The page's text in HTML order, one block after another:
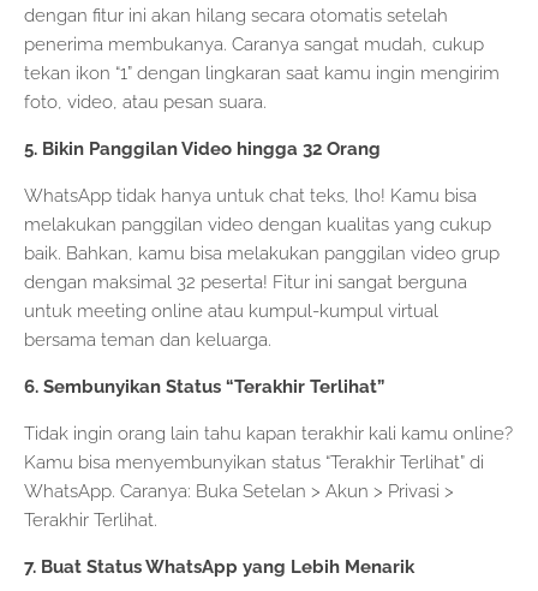
dengan fitur ini akan hilang secara otomatis setelah
penerima membukanya. Caranya sangat mudah, cukup
tekan ikon “1” dengan lingkaran saat kamu ingin mengirim
foto, video, atau pesan suara.
5. Bikin Panggilan Video hingga 32 Orang
WhatsApp tidak hanya untuk chat teks, lho! Kamu bisa
melakukan panggilan video dengan kualitas yang cukup
baik. Bahkan, kamu bisa melakukan panggilan video grup
dengan maksimal 32 peserta! Fitur ini sangat berguna
untuk meeting online atau kumpul-kumpul virtual
bersama teman dan keluarga.
6. Sembunyikan Status “Terakhir Terlihat”
Tidak ingin orang lain tahu kapan terakhir kali kamu online?
Kamu bisa menyembunyikan status “Terakhir Terlihat” di
WhatsApp. Caranya: Buka Setelan > Akun > Privasi >
Terakhir Terlihat.
7. Buat Status WhatsApp yang Lebih Menarik